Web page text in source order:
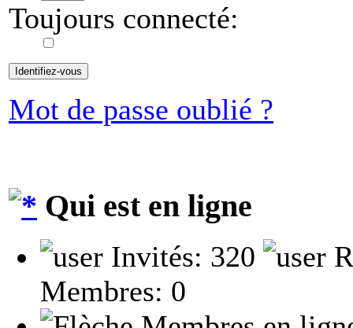
Toujours connecté:
Mot de passe oublié ?
Qui est en ligne
Invités: 320
Membres: 0